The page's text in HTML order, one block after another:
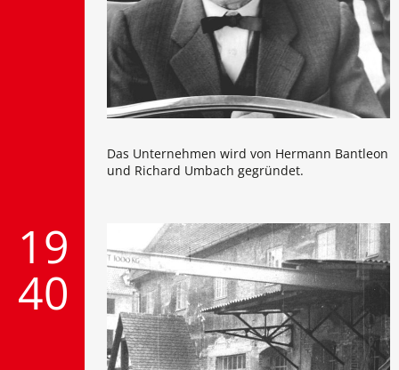
Das Unternehmen wird von Hermann Bantleon
und Richard Umbach gegründet.
19
40